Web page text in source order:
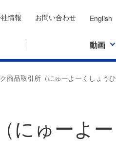
情報 お問い合わせ English
動画
商品取引所（にゅーよーくしょうひ
にゅーよ